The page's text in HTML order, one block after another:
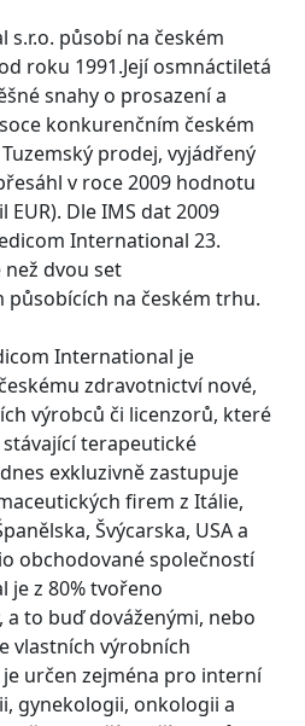
působí na českém
roku 1991.Její osmnáctiletá
snahy o prosazení a
konkurenčním českém
prodej, vyjádřený
v roce 2009 hodnotu
EUR). Dle IMS dat 2009
International 23.
dvou set
na českém trhu.
International je
zdravotnictví nové,
výrobců či licenzorů, které
terapeutické
exkluzivně zastupuje
firem z Itálie,
Švýcarska, USA a
obchodované společností
je z 80% tvořeno
to buď dováženými, nebo
vlastních výrobních
určen zejména pro interní
gynekologii, onkologii a